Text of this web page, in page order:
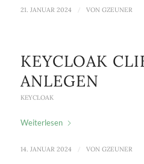
21. JANUAR 2024 / VON GZEUNER
KEYCLOAK
ANLEGEN
KEYCLOAK
Weiterlesen
14. JANUAR 2024 / VON GZEUNER